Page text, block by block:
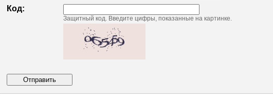
Код:
Защитный код. Введите цифры, показанные на картинке.